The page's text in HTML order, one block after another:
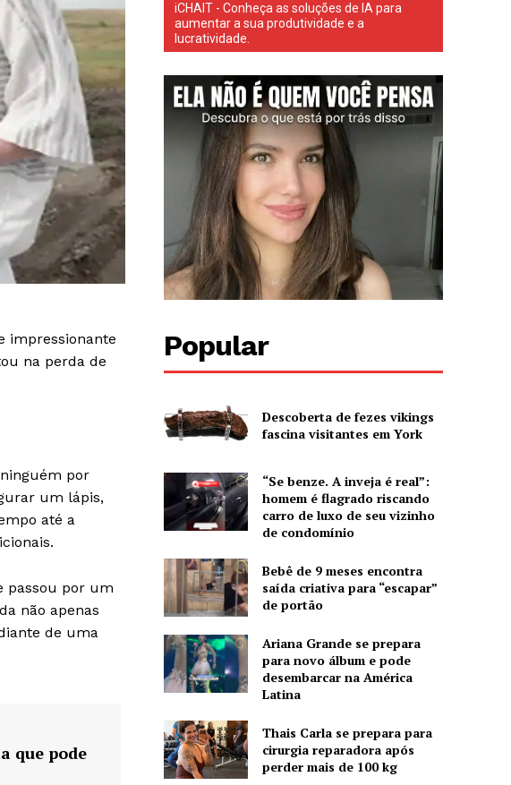
e Cookies
impressionante
na perda de
por
um lápis,
até a
passou por um
não apenas
de uma
que pode
iCHAIT - Conheça as soluções de IA para
aumentar a sua produtividade e a
lucratividade.
Popular
Descoberta de fezes vikings
fascina visitantes em York
“Se benze. A inveja é real”:
homem é flagrado riscando
carro de luxo de seu vizinho
de condomínio
Bebê de 9 meses encontra
saída criativa para “escapar”
de portão
Ariana Grande se prepara
para novo álbum e pode
desembarcar na América
Latina
Thais Carla se prepara para
cirurgia reparadora após
perder mais de 100 kg